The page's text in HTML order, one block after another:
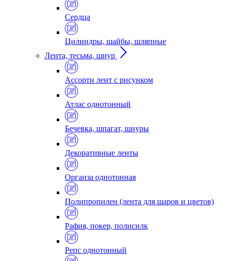
Сердца
Цилиндры, шайбы, шляпные
Лента, тесьма, шнур
Ассорти лент с рисунком
Атлас однотонный
Бечевка, шпагат, шнуры
Декоративные ленты
Органза однотонная
Полипропилен (лента для шаров и цветов)
Рафия, покер, полисилк
Репс однотонный